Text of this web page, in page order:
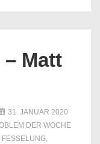
Matt
31. JANUAR 2020
DER WOCHE
FESSELUNG,